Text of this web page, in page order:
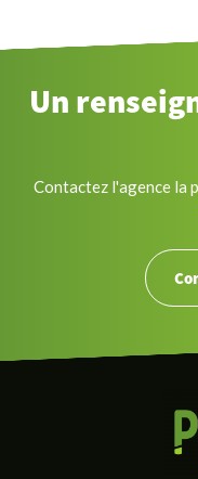
Un
Contactez l'agence la